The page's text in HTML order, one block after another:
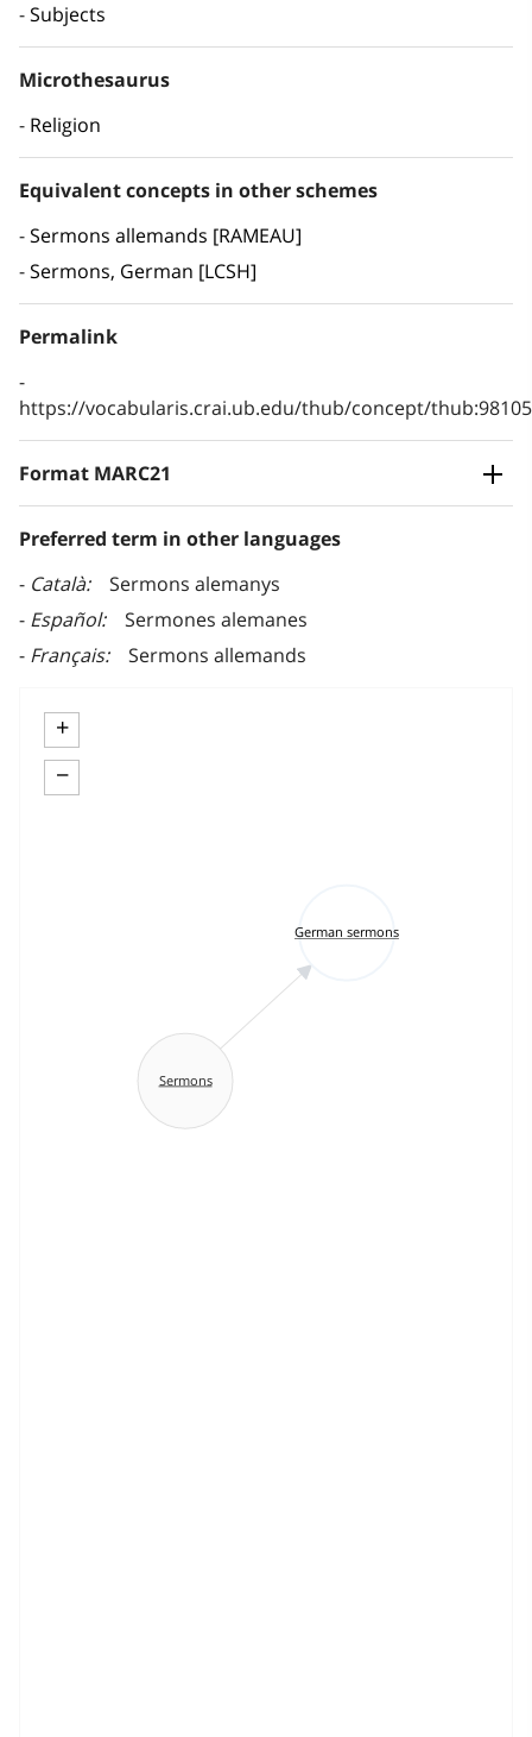
Subjects
Microthesaurus
Religion
Equivalent concepts in other schemes
Sermons allemands [RAMEAU]
Sermons, German [LCSH]
Permalink
https://vocabularis.crai.ub.edu/thub/concept/
Format MARC21
Preferred term in other languages
Català
Sermons alemanys
Español
Sermones alemanes
Français
Sermons allemands
+
−
German sermons
Sermons